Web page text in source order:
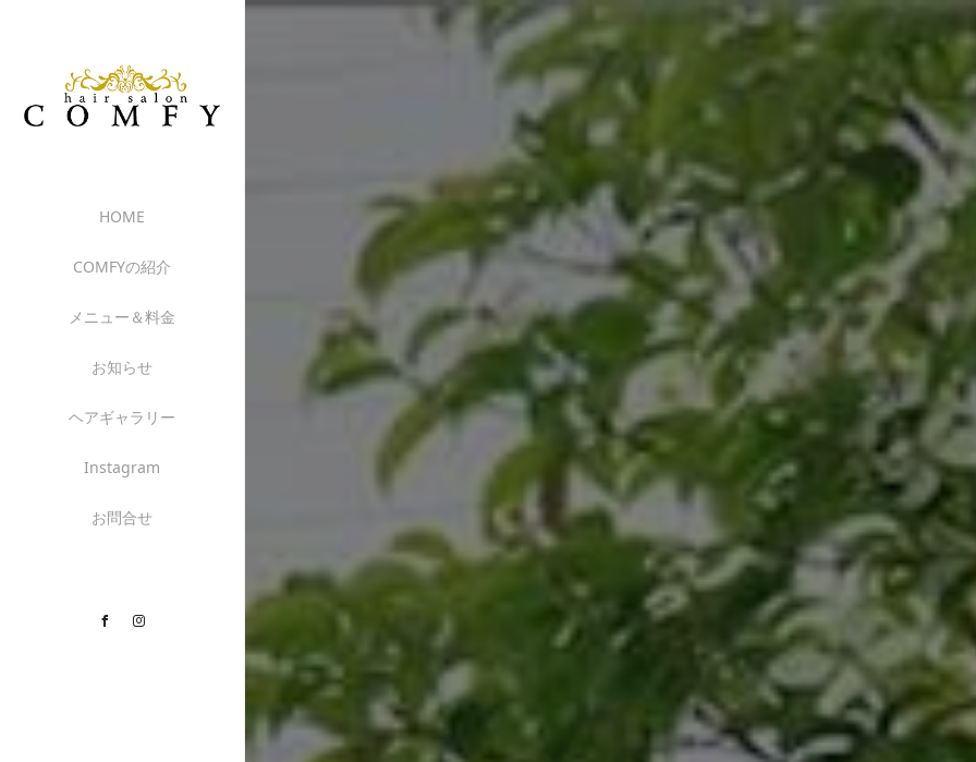
HOME
COMFYの紹介
メニュー＆料金
お知らせ
ヘアギャラリー
Instagram
お問合せ
Facebook